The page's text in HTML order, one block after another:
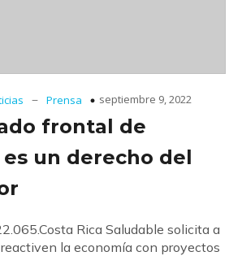
– Prensa septiembre 9, 2022
frontal de
un derecho del
Rica Saludable solicita a
la economía con proyectos